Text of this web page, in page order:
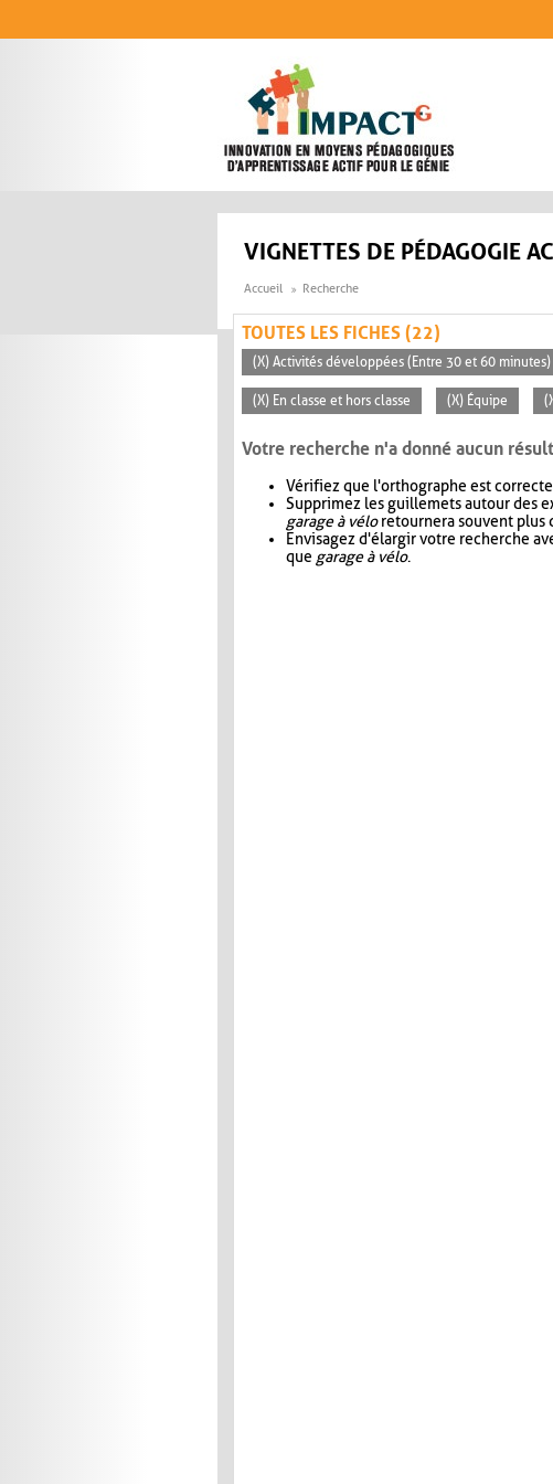
VIGNETTES DE PÉDAGOGIE
Accueil Recherche
TOUTES LES FICHES (22)
(X) Activités développées (Entre 30 et 60 minutes)
(X) En classe et hors classe (X) Équipe
Votre recherche n'a donné aucun
Vérifiez que l'orthographe est
Supprimez les guillemets autour des
garage à véloretournera souvent plus
Envisagez d'élargir votre recherche
que garage à vélo.